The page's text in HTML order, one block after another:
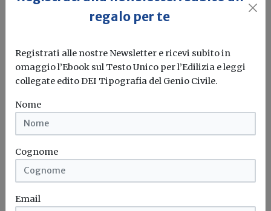
Indicatori di superficie e di volume,
l'UNI adotta la norma ISO 9836:2017
Il progetto di norma è in consultazione preliminare fino
all'11 dicembre
Volume Norma uni
regalo per te
Registrati alle nostre Newsletter e ricevi subito in
omaggio l’Ebook sul Testo Unico per l’Edilizia e leggi
collegate edito DEI Tipografia del Genio Civile.
Nome
Cognome
Email